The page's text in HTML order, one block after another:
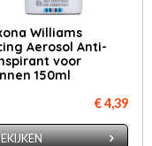
Williams
Aerosol Anti-
voor
150ml
€ 4,39